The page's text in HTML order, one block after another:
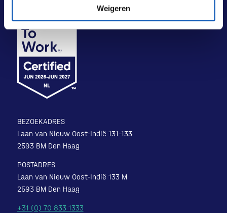
Weigeren
BEZOEKADRES
Laan van Nieuw Oost-Indië 131-133
2593 BM Den Haag
POSTADRES
Laan van Nieuw Oost-Indië 133 M
2593 BM Den Haag
+31 (0) 70 833 1333